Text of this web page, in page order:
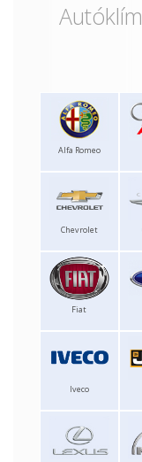
Alfa Romeo
Chevrolet
Fiat
Iveco